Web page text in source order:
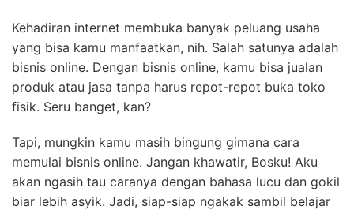
Kehadiran internet membuka banyak peluang usaha
yang bisa kamu manfaatkan, nih. Salah satunya adalah
bisnis online. Dengan bisnis online, kamu bisa jualan
produk atau jasa tanpa harus repot-repot buka toko
fisik. Seru banget, kan?
Tapi, mungkin kamu masih bingung gimana cara
memulai bisnis online. Jangan khawatir, Bosku! Aku
akan ngasih tau caranya dengan bahasa lucu dan gokil
biar lebih asyik. Jadi, siap-siap ngakak sambil belajar